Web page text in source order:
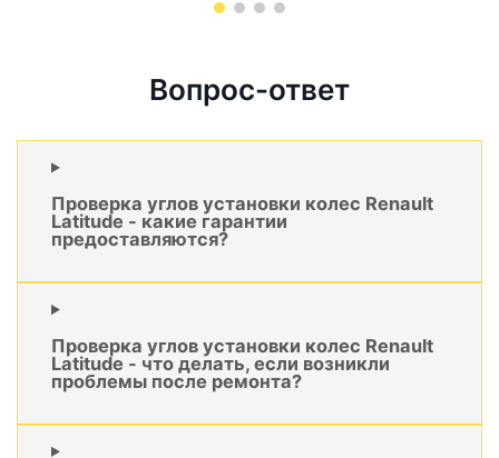
Вопрос-ответ
Проверка углов установки колес Renault
Latitude - какие гарантии
предоставляются?
Проверка углов установки колес Renault
Latitude - что делать, если возникли
проблемы после ремонта?